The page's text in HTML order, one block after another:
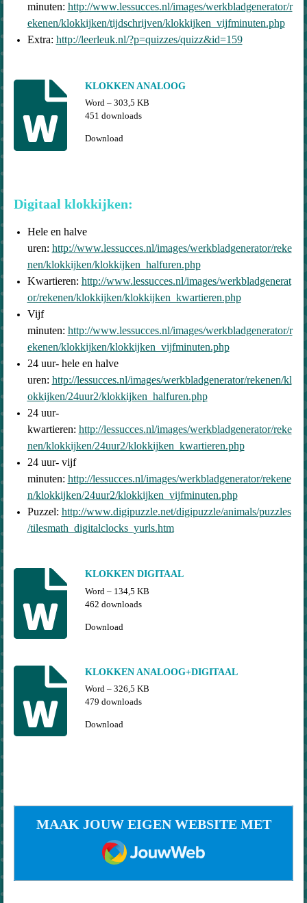
minuten: http://www.lessucces.nl/images/werkbladgenerator/r
ekenen/klokkijken/tijdschrijven/klokkijken_vijfminuten.php
Extra: http://leerleuk.nl/?p=quizzes/quizz&id=159
KLOKKEN ANALOOG
Word – 303,5 KB
451 downloads
Download
Digitaal klokkijken:
Hele en halve
uren: http://www.lessucces.nl/images/werkbladgenerator/reke
nen/klokkijken/klokkijken_halfuren.php
Kwartieren: http://www.lessucces.nl/images/werkbladgenerat
or/rekenen/klokkijken/klokkijken_kwartieren.php
Vijf
minuten: http://www.lessucces.nl/images/werkbladgenerator/r
ekenen/klokkijken/klokkijken_vijfminuten.php
24 uur- hele en halve
uren: http://lessucces.nl/images/werkbladgenerator/rekenen/kl
okkijken/24uur2/klokkijken_halfuren.php
24 uur-
kwartieren: http://lessucces.nl/images/werkbladgenerator/reke
nen/klokkijken/24uur2/klokkijken_kwartieren.php
24 uur- vijf
minuten: http://lessucces.nl/images/werkbladgenerator/rekene
n/klokkijken/24uur2/klokkijken_vijfminuten.php
Puzzel: http://www.digipuzzle.net/digipuzzle/animals/puzzles
/tilesmath_digitalclocks_yurls.htm
KLOKKEN DIGITAAL
Word – 134,5 KB
462 downloads
Download
KLOKKEN ANALOOG+DIGITAAL
Word – 326,5 KB
479 downloads
Download
MAAK JOUW EIGEN WEBSITE MET
JOUWWEB